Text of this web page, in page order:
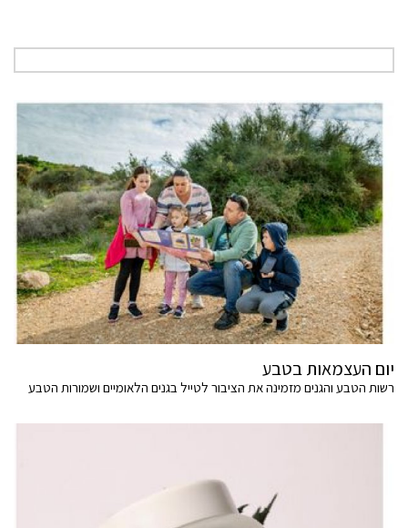
יום העצמאות בטבע
רשות הטבע והגנים מזמינה את הציבור לטייל בגנים הלאומיים ושמורות הטבע